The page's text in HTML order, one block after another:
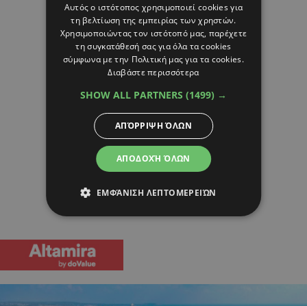
Αυτός ο ιστότοπος χρησιμοποιεί cookies για
τη βελτίωση της εμπειρίας των χρηστών.
Χρησιμοποιώντας τον ιστότοπό μας, παρέχετε
τη συγκατάθεσή σας για όλα τα cookies
σύμφωνα με την Πολιτική μας για τα cookies.
Διαβάστε περισσότερα
SHOW ALL PARTNERS (1499) →
ΑΠΟΔΟΧΉ ΌΛΩΝ
ΑΠΌΡΡΙΨΗ ΌΛΩΝ
ΕΜΦΆΝΙΣΗ ΛΕΠΤΟΜΕΡΕΙΏΝ